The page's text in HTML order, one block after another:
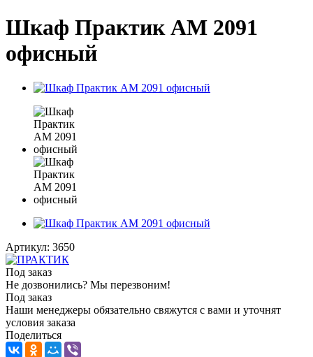
Шкаф Практик AM 2091
офисный
Артикул: 3650
Под заказ
Не дозвонились? Мы перезвоним!
Под заказ
Наши менеджеры обязательно свяжутся с вами и уточнят
условия заказа
Поделиться